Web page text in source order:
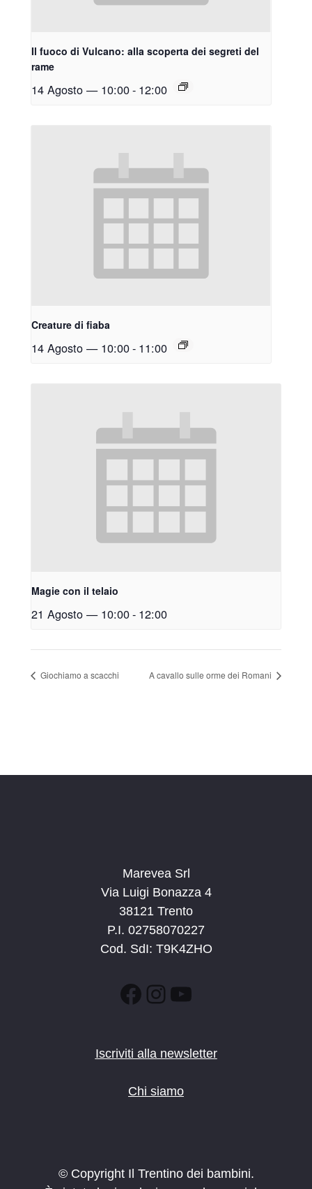
Il fuoco di Vulcano: alla scoperta dei segreti del
rame
14 Agosto — 10:00- 12:00
Creature di fiaba
14 Agosto — 10:00- 11:00
Magie con il telaio
21 Agosto — 10:00- 12:00
Giochiamo a scacchi A cavallo sulle orme dei Romani
Marevea Srl
Via Luigi Bonazza 4
38121 Trento
P.I. 02758070227
Cod. SdI: T9K4ZHO
Facebook
Instagram
YouTube
Iscriviti alla newsletter
Chi siamo
© Copyright Il Trentino dei bambini.